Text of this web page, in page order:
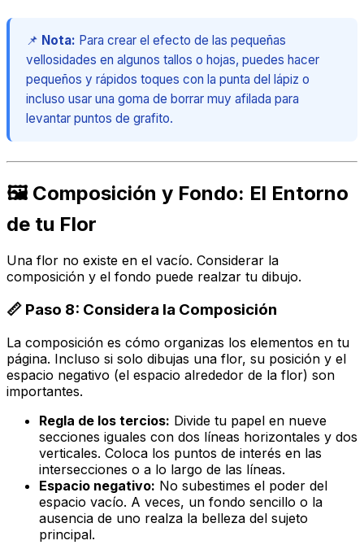
📌 Nota: Para crear el efecto de las pequeñas
vellosidades en algunos tallos o hojas, puedes hacer
pequeños y rápidos toques con la punta del lápiz o
incluso usar una goma de borrar muy afilada para
levantar puntos de grafito.
🖼️ Composición y Fondo: El Entorno
de tu Flor
Una flor no existe en el vacío. Considerar la
composición y el fondo puede realzar tu dibujo.
📏 Paso 8: Considera la Composición
La composición es cómo organizas los elementos en tu
página. Incluso si solo dibujas una flor, su posición y el
espacio negativo (el espacio alrededor de la flor) son
importantes.
Regla de los tercios: Divide tu papel en nueve
secciones iguales con dos líneas horizontales y dos
verticales. Coloca los puntos de interés en las
intersecciones o a lo largo de las líneas.
Espacio negativo: No subestimes el poder del
espacio vacío. A veces, un fondo sencillo o la
ausencia de uno realza la belleza del sujeto
principal.